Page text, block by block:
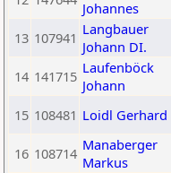
Johannes
13 107941 Langbauer
Johann DI.
14 141715 Laufenböck
Johann
15 108481 Loidl Gerhard
16 108714 Manaberger
Markus